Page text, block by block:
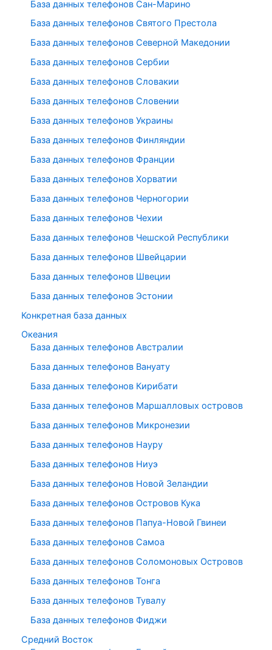
База данных телефонов Сан-Марино
База данных телефонов Святого Престола
База данных телефонов Северной Македонии
База данных телефонов Сербии
База данных телефонов Словакии
База данных телефонов Словении
База данных телефонов Украины
База данных телефонов Финляндии
База данных телефонов Франции
База данных телефонов Хорватии
База данных телефонов Черногории
База данных телефонов Чехии
База данных телефонов Чешской Республики
База данных телефонов Швейцарии
База данных телефонов Швеции
База данных телефонов Эстонии
Конкретная база данных
Океания
База данных телефонов Австралии
База данных телефонов Вануату
База данных телефонов Кирибати
База данных телефонов Маршалловых островов
База данных телефонов Микронезии
База данных телефонов Науру
База данных телефонов Ниуэ
База данных телефонов Новой Зеландии
База данных телефонов Островов Кука
База данных телефонов Папуа-Новой Гвинеи
База данных телефонов Самоа
База данных телефонов Соломоновых Островов
База данных телефонов Тонга
База данных телефонов Тувалу
База данных телефонов Фиджи
Средний Восток